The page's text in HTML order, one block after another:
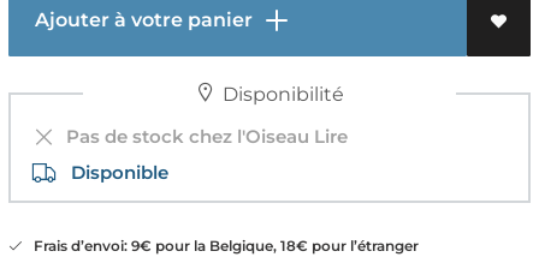
Ajouter à votre panier
Disponibilité
Pas de stock chez l'Oiseau Lire
Disponible
Frais d’envoi: 9€ pour la Belgique, 18€ pour l’étranger